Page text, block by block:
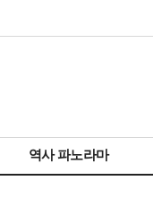
역사 파노라마